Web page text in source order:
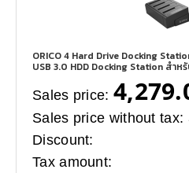
ORICO 4 Hard Drive Docking
USB 3.0 HDD Docking Station สำห
Sales price:
Sales price without tax:
Discount:
Tax amount: